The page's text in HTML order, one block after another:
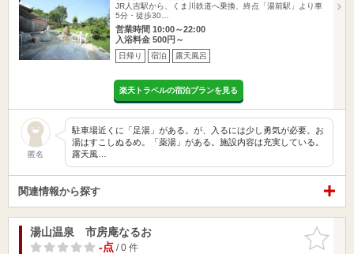
JR人吉駅から、くま川鉄道へ乗換、終点「湯前駅」より車
5分・徒歩30…
営業時間 10:00～22:00
入浴料金 500円～
日帰り 宿泊 露天風呂
楽天トラベルの宿泊プランを見る
匿名
駐車場近くに「足湯」がある。が、入るには少し勇気が必要。お
湯はすこしぬるめ。「薬湯」がある。施設内容は充実している。
露天風…
関連情報から探す
お気に入
りに追加
湯山温泉 市房庵なるお
-点/ 0 件